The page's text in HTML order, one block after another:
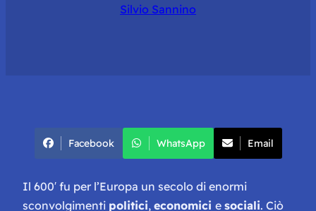
Silvio Sannino
Facebook WhatsApp Email
Il 600′ fu per l’Europa un secolo di enormi
sconvolgimenti politici, economici e sociali. Ciò